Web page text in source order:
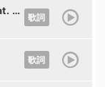
)
歌詞
歌詞